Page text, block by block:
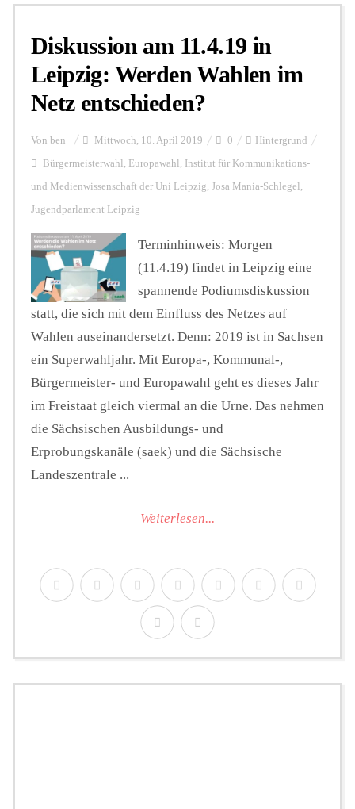
Personalien
Hintergrund
FUNKTURM-Beiträge
Seminare
Unterstützen
Diskussion am 11.4.19 in
Leipzig: Werden Wahlen im
Netz entschieden?
Von ben Mittwoch, 10. April 2019 0 Hintergrund
Bürgermeisterwahl , Europawahl , Institut für Kommunikations-
und Medienwissenschaft der Uni Leipzig, Josa Mania-Schlegel ,
Jugendparlament Leipzig
Terminhinweis: Morgen
(11.4.19) findet in Leipzig eine
spannende Podiumsdiskussion
statt, die sich mit dem Einfluss des Netzes auf
Wahlen auseinandersetzt. Denn: 2019 ist in Sachsen
ein Superwahljahr. Mit Europa-, Kommunal-,
Bürgermeister- und Europawahl geht es dieses Jahr
im Freistaat gleich viermal an die Urne. Das nehmen
die Sächsischen Ausbildungs- und
Erprobungskanäle (saek) und die Sächsische
Landeszentrale ...
Weiterlesen...